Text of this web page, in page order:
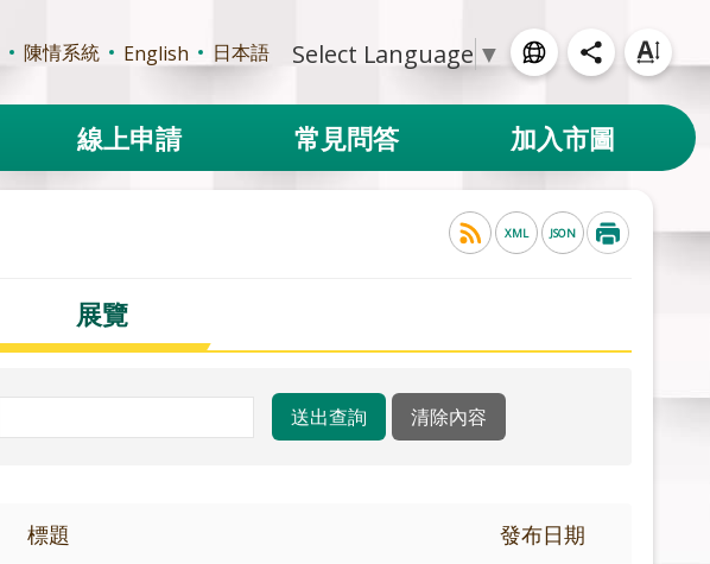
陳情系統 English 日本語 Select Language ▼
線上申請 常見問答 加入市圖
XML JSON
展覽
標題 發布日期